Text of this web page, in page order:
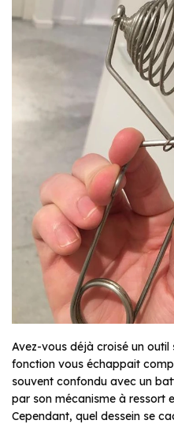
Avez-vous déjà croisé un
fonction vous échappait
souvent confondu avec un
par son mécanisme à ressort
Cependant, quel dessein se